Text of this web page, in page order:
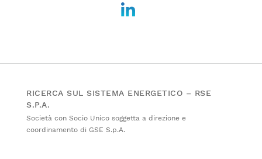
RICERCA SUL SISTEMA ENERGETICO – RSE
S.P.A.
Società con Socio Unico soggetta a direzione e
coordinamento di GSE S.p.A.